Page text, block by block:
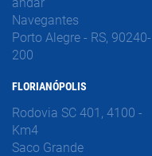
Navegantes
Porto Alegre - RS, 90240-
200
FLORIANÓPOLIS
Rodovia SC 401, 4100 -
Km4
Saco Grande